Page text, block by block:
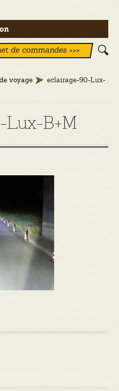
de commandes >>>
voyage
eclairage-90-Lux-
B+M